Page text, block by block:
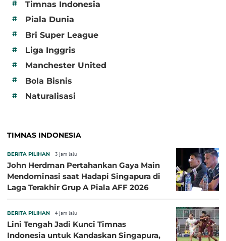
#
Timnas Indonesia
# Piala Dunia
# Bri Super League
# Liga Inggris
# Manchester United
# Bola Bisnis
# Naturalisasi
TIMNAS INDONESIA
BERITA PILIHAN 3 jam lalu
John Herdman Pertahankan Gaya Main
Mendominasi saat Hadapi Singapura di
Laga Terakhir Grup A Piala AFF 2026
BERITA PILIHAN 4 jam lalu
Lini Tengah Jadi Kunci Timnas
Indonesia untuk Kandaskan Singapura,